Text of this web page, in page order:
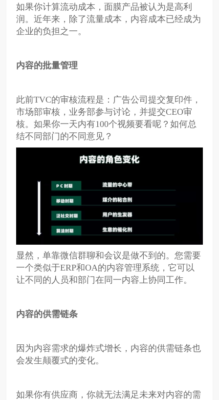
如果你计算流动成本，面膜产品被认为是高利
润。近年来，除了流量成本，内容成本已经成为
企业的负担之一。
内容的批量管理
此前TVC的审核流程是：广告公司提交复印件，
市场部审核，业务部参与讨论，并提交CEO审
核。如果你一天内有100个视频要看呢？如何总
结不同部门的不同意见？
显然，单靠微信群聊和会议是做不到的。您需要
一个类似于ERP和OA的内容管理系统，它可以
让不同的人员和部门在同一内容上协同工作。
内容的供需链条
因为内容需求的爆炸式增长，内容的供需链条也
会发生颠覆式的变化。
如果你有供应商，你就无法满足未来对内容的需